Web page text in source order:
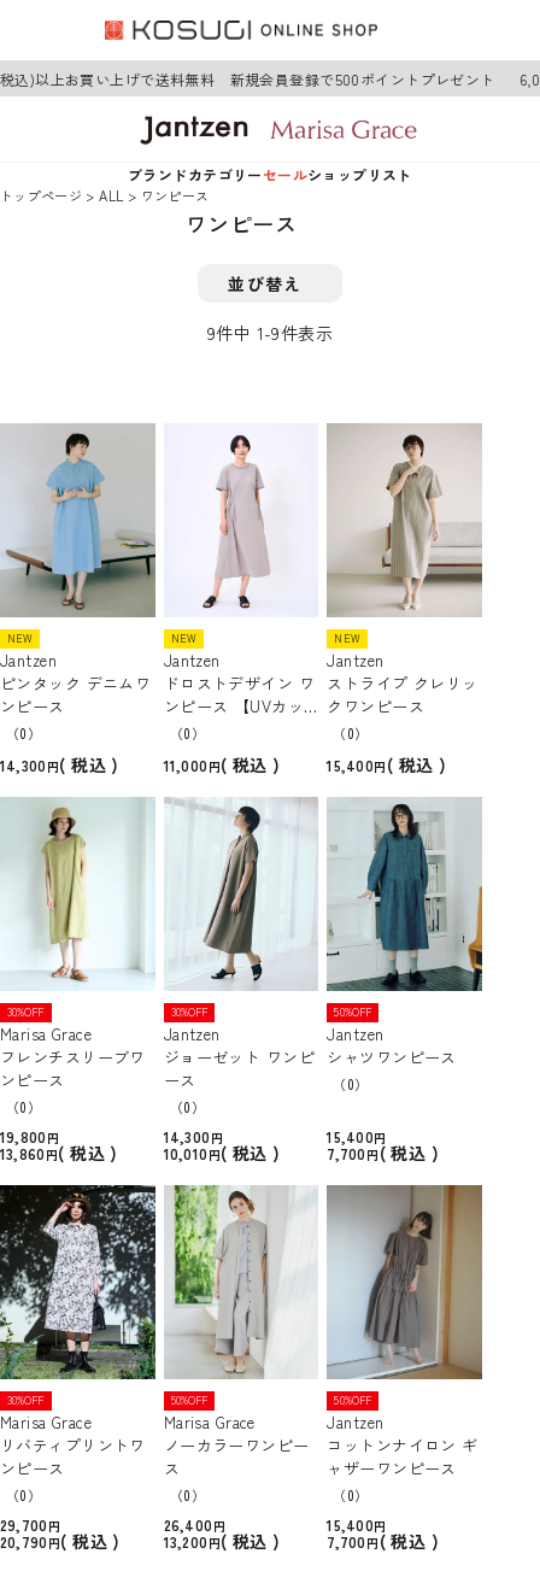
込)以上お買い上げで送料無料 新規会員登録で500ポイントプレゼント
ブランドカテゴリー
ボトムス
グッズ
セールショップリスト
トップページ ALL ワンピース
ワンピース
並び替え
9件中 1-9件表示
NEW
Jantzen
ピンタック デニムワ
ンピース
（0）
14,300 税込
NEW
Jantzen
ドロストデザイン ワ
ンピース 【UVカッ
ト/吸水速乾】
（0）
11,000 税込
NEW
Jantzen
ストライプ クレリッ
クワンピース
（0）
15,400 税込
30%OFF
Marisa Grace
フレンチスリーブワ
ンピース
（0）
19,800
13,860
税込
30%OFF
Jantzen
ジョーゼット ワンピ
ース
（0）
14,300
10,010
税込
50%OFF
Jantzen
シャツワンピース
（0）
15,400
7,700
税込
30%OFF
Marisa Grace
リバティプリントワ
ンピース
（0）
29,700
20,790
税込
50%OFF
Marisa Grace
ノーカラーワンピー
ス
（0）
26,400
13,200
税込
50%OFF
Jantzen
コットンナイロン ギ
ャザーワンピース
（0）
15,400
7,700
税込